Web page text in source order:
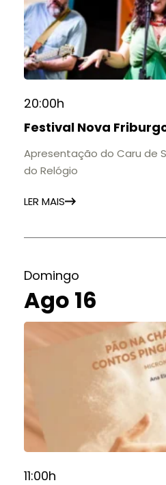
20:00h
Festival Nova
Apresentação do Caru de
do Relógio
LER MAIS
Domingo
Ago 16
11:00h